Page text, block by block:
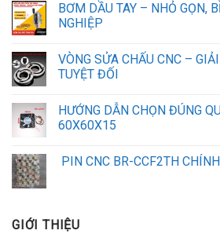
BƠM DẦU TAY – NHỎ GỌN,
NGHIỆP
VÒNG SỬA CHẤU CNC –
TUYỆT ĐỐI
HƯỚNG DẪN CHỌN ĐÚNG
60X60X15
PIN CNC BR-CCF2TH
GIỚI THIỆU